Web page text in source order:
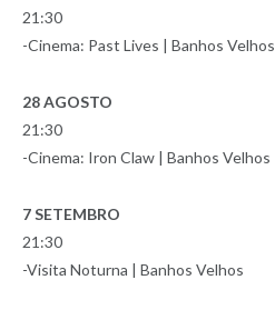
21:30
-Cinema: Past Lives | Banhos Velhos
28 AGOSTO
21:30
-Cinema: Iron Claw | Banhos Velhos
7 SETEMBRO
21:30
-Visita Noturna | Banhos Velhos